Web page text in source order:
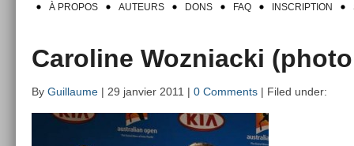
À PROPOS AUTEURS DONS FAQ INSCRIPTION
Caroline Wozniacki
By Guillaume | 29 janvier 2011 | 0 Comments | Filed under: